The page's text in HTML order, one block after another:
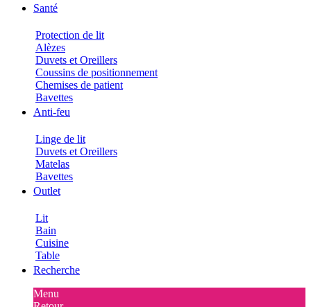
Santé
Protection de lit
Alèzes
Duvets et Oreillers
Coussins de positionnement
Chemises de patient
Bavettes
Anti-feu
Linge de lit
Duvets et Oreillers
Matelas
Bavettes
Outlet
Lit
Bain
Cuisine
Table
Recherche
Menu